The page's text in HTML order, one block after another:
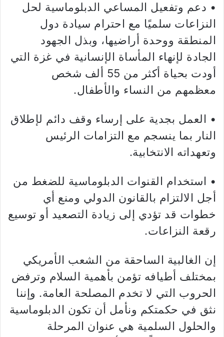
• دعم وتفعيل المساعي الدبلوماسية لحل
النزاعات سلميًا مع احترام سيادة دول
المنطقة ووحدة أراضيها، وبذل الجهود
الجادة لإنهاء المأساة الإنسانية في غزة التي
أودت بحياة أكثر من 55 ألف شخص
معظمهم من النساء والأطفال.
• العمل بجدية على إرساء وقف دائم لإطلاق
النار بما ينسجم مع التزامات الرئيس
وتعهداته الانتخابية.
• استخدام القنوات الدبلوماسية للضغط من
أجل الالتزام بالقانون الدولي ومنع أي
خطوات قد تؤدي إلى زيادة التصعيد أو توسيع
رقعة النزاعات.
إن الغالبية الساحقة من الشعب الأمريكي
بمختلف أطيافه تؤمن بأهمية السلام وترفض
الحروب التي لا تخدم المصلحة العامة. وإننا
نثق في حكمتكم ونأمل أن تكون الدبلوماسية
والحلول السلمية هي عنوان المرحلة